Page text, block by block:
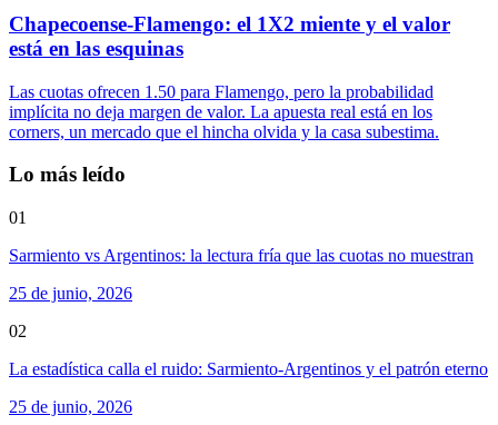
Chapecoense-Flamengo: el 1X2 miente y el valor
está en las esquinas
Las cuotas ofrecen 1.50 para Flamengo, pero la probabilidad
implícita no deja margen de valor. La apuesta real está en los
corners, un mercado que el hincha olvida y la casa subestima.
Lo más leído
01
Sarmiento vs Argentinos: la lectura fría que las cuotas no muestran
25 de junio, 2026
02
La estadística calla el ruido: Sarmiento-Argentinos y el patrón eterno
25 de junio, 2026